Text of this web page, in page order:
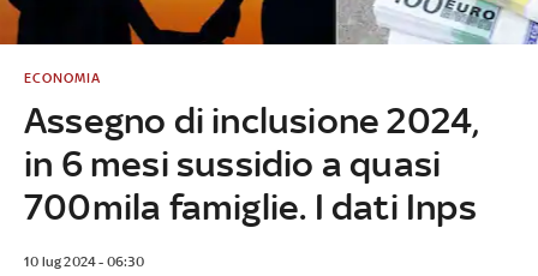
Assegno di inclusione 2024,
in 6 mesi sussidio a quasi
700mila famiglie. I dati Inps
ECONOMIA
10 lug 2024 - 06:30